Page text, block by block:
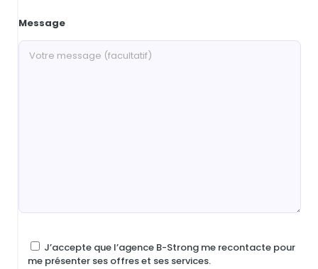
Message
J’accepte que l’agence B-Strong me recontacte pour
me présenter ses offres et ses services.